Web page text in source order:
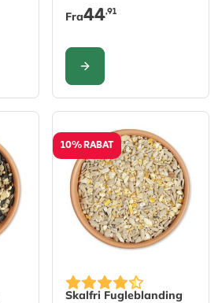
Fra44,91
KONFIGURER
on the options chosen on the
10% RABAT
Skalfri Fugleblanding
The price depends on the